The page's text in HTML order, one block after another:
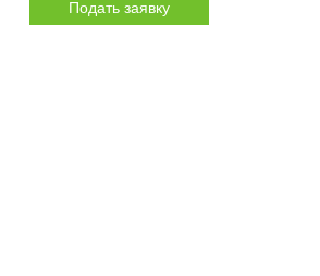
Подать заявку